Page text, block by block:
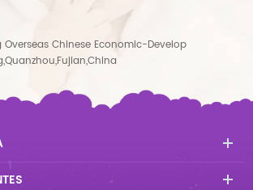
Chinese Economic-Develop